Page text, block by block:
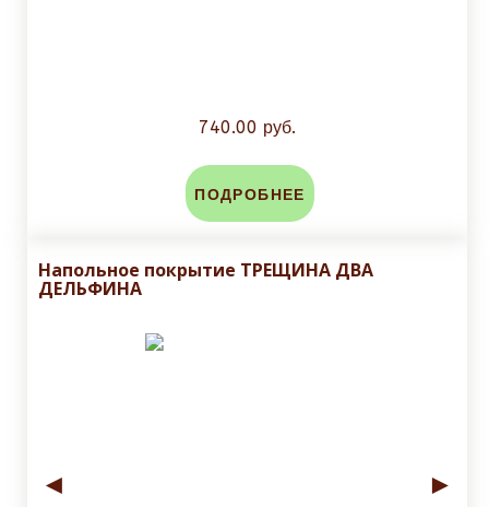
740.00 руб.
ПОДРОБНЕЕ
Напольное покрытие ТРЕЩИНА ДВА
ДЕЛЬФИНА
◄ ►